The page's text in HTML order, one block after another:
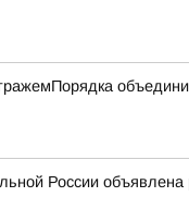
России объявлена